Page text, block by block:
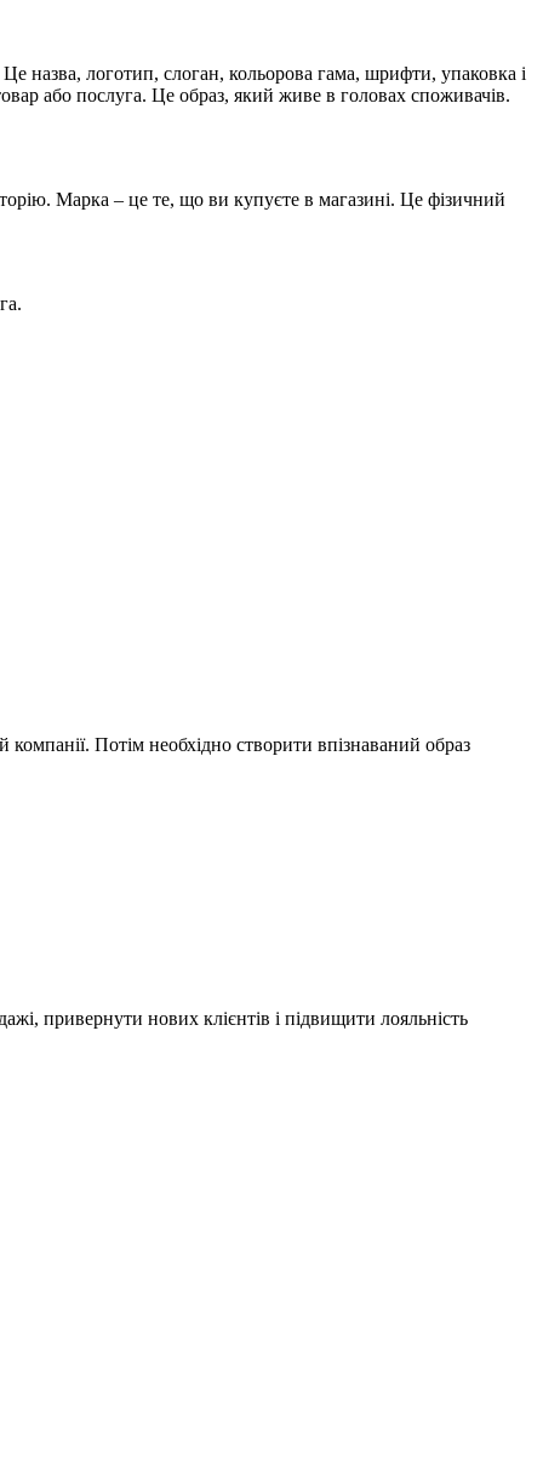
назва, логотип, слоган, кольорова гама, шрифти, упаковка і
або послуга. Це образ, який живе в головах споживачів.
Марка – це те, що ви купуєте в магазині. Це фізичний
компанії. Потім необхідно створити впізнаваний образ
привернути нових клієнтів і підвищити лояльність